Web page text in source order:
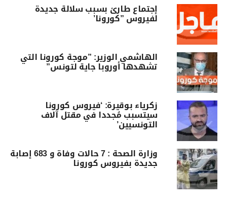
إجتماع طارئ بسبب سلالة جديدة
لفيروس ”كورونا’
الهاشمي الوزير: ”موجة كورونا التي
تشهدها أوروبا جاية لتونس”
زكرياء بوقيرة: ‘فيروس كورونا
سيتسبب مُجددا في مقتل آلاف
التونسيين’
وزارة الصحة : 7 حالات وفاة و 683 إصابة
جديدة بفيروس كورونا